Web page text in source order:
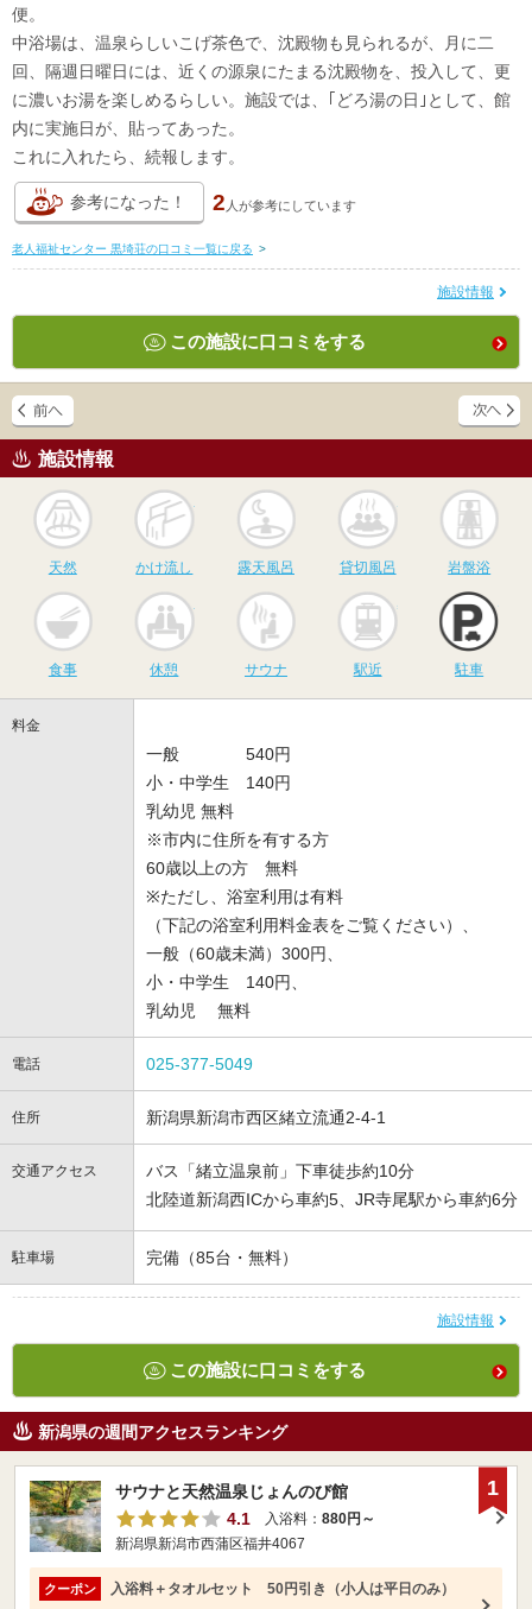
便。
中浴場は、温泉らしいこげ茶色で、沈殿物も見られるが、月に二
回、隔週日曜日には、近くの源泉にたまる沈殿物を、投入して、更
に濃いお湯を楽しめるらしい。施設では、｢どろ湯の日｣として、館
内に実施日が、貼ってあった。
これに入れたら、続報します。
参考になった！ 2 人が参考にしています
老人福祉センター 黒埼荘の口コミ一覧に戻る >
施設情報
この施設に口コミをする
施設情報
天然
かけ流し
かけ流し
露天風呂
露天風呂
貸切風呂
貸切風呂 岩盤浴
食事 休憩
サウナ
サウナ 駅近 駐車
料金
一般 540円
小・中学生 140円
乳幼児 無料
※市内に住所を有する方
60歳以上の方 無料
※ただし、浴室利用は有料
（下記の浴室利用料金表をご覧ください）、
一般（60歳未満）300円、
小・中学生 140円、
乳幼児 無料
電話 025-377-5049
住所 新潟県新潟市西区緒立流通2-4-1
交通アクセス
バス「緒立温泉前」下車徒歩約10分
北陸道新潟西ICから車約5、JR寺尾駅から車約6分
駐車場 完備（85台・無料）
施設情報
この施設に口コミをする
新潟県の週間アクセスランキング
サウナと天然温泉じょんのび館
4.1
入浴料： 880円～
新潟県新潟市西蒲区福井4067
クーポン 入浴料＋タオルセット 50円引き（小人は平日のみ）
1